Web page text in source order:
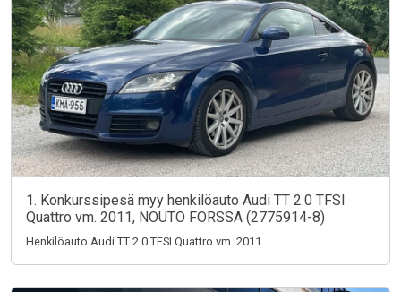
1. Konkurssipesä myy henkilöauto Audi TT 2.0 TFSI
Quattro vm. 2011, NOUTO FORSSA (2775914-8)
Henkilöauto Audi TT 2.0 TFSI Quattro vm. 2011